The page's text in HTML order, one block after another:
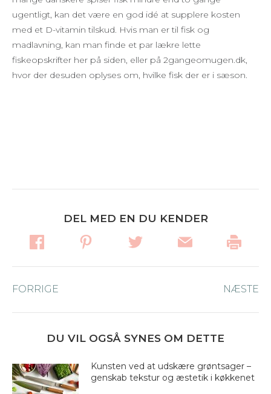
ugentligt, kan det være en god idé at supplere kosten
med et D-vitamin tilskud. Hvis man er til fisk og
madlavning, kan man finde et par lækre lette
fiskeopskrifter her på siden, eller på 2gangeomugen.dk,
hvor der desuden oplyses om, hvilke fisk der er i sæson.
DEL MED EN DU KENDER
navigation
FORRIGE NÆSTE
DU VIL OGSÅ SYNES OM DETTE
Kunsten ved at udskære grøntsager –
genskab tekstur og æstetik i køkkenet